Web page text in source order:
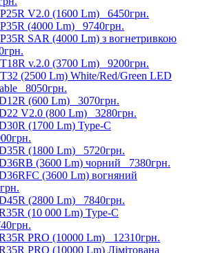
V2.0 (1600 Lm) 6450грн.
(4000 Lm) 9740грн.
SAR (4000 Lm) з вогнетривкою
v.2.0 (3700 Lm) 9200грн.
(2500 Lm) White/Red/Green LED
8050грн.
(600 Lm) 3070грн.
V2.0 (800 Lm) 3280грн.
(1700 Lm) Type-C
(1800 Lm) 5720грн.
(3600 Lm) чорний 7380грн.
(3600 Lm) вогняний
(2800 Lm) 7840грн.
(10 000 Lm) Type-C
PRO (10000 Lm) 12310грн.
PRO (10000 Lm) Лімітована